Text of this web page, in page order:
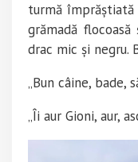
turmă
grămadă
drac mic și negru.
„Bun câine, bade,
„Îi aur Gioni, aur,